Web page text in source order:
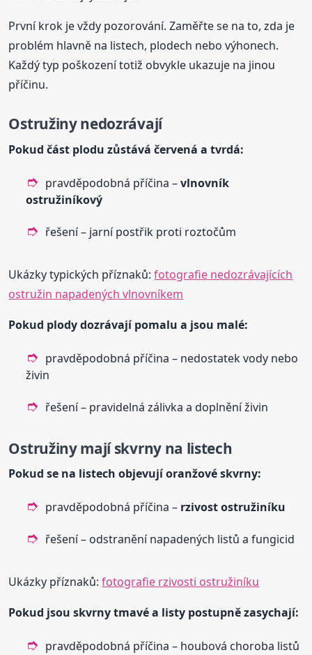
První krok je vždy pozorování. Zaměřte se na to, zda je
problém hlavně na listech, plodech nebo výhonech.
Každý typ poškození totiž obvykle ukazuje na jinou
příčinu.
Ostružiny nedozrávají
Pokud část plodu zůstává červená a tvrdá:
pravděpodobná příčina –vlnovník
ostružiníkový
řešení – jarní postřik proti roztočům
Ukázky typických příznaků:fotografie nedozrávajících
ostružin napadených vlnovníkem
Pokud plody dozrávají pomalu a jsou malé:
pravděpodobná příčina – nedostatek vody nebo
živin
řešení – pravidelná zálivka a doplnění živin
Ostružiny mají skvrny na listech
Pokud se na listech objevují oranžové skvrny:
pravděpodobná příčina – rzivost ostružiníku
řešení – odstranění napadených listů a fungicid
Ukázky příznaků:fotografie rzivosti ostružiníku
Pokud jsou skvrny tmavé a listy postupně zasychají:
pravděpodobná příčina – houbová choroba listů